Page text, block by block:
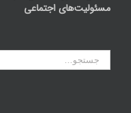
مسئولیت‌های اجتماعی
جستجو
برای: